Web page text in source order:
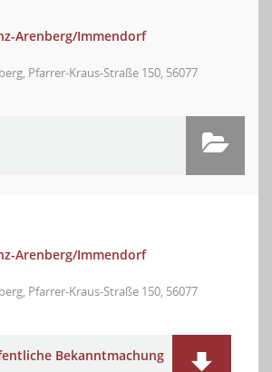
Arenberg/Immendorf
Pfarrer-Kraus-Straße 150, 56077
Arenberg/Immendorf
Pfarrer-Kraus-Straße 150, 56077
Bekanntmachung